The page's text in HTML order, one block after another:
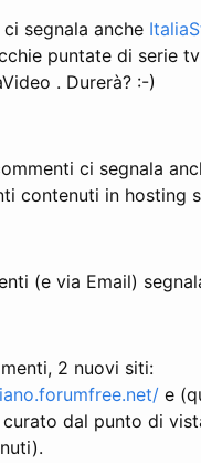
segnala anche
puntate di serie
. Durerà? :-)
ci segnala
contenuti in hosting
(e via Email)
2 nuovi siti:
e
dal punto di